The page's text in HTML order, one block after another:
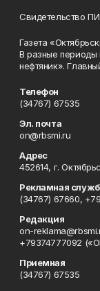
Свидетельство
Газета
В разные периоды
нефтяник».
Телефон
(34767) 67535
Эл. почта
on@rbsmi.ru
Адрес
452614, г.
Рекламная
(34767) 67660,
Редакция
on-
+79374777092
Приемная
(34767) 67535